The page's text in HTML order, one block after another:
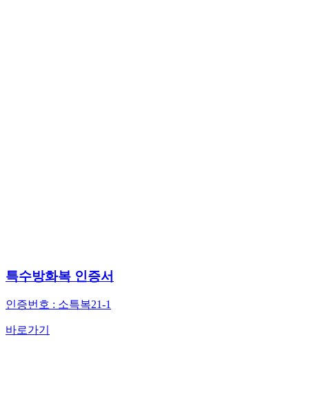
특수방화복 인증서
인증번호 : 소특복21-1
바로가기